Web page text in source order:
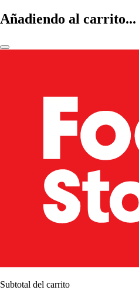
Añadiendo al carrito...
Subtotal del carrito